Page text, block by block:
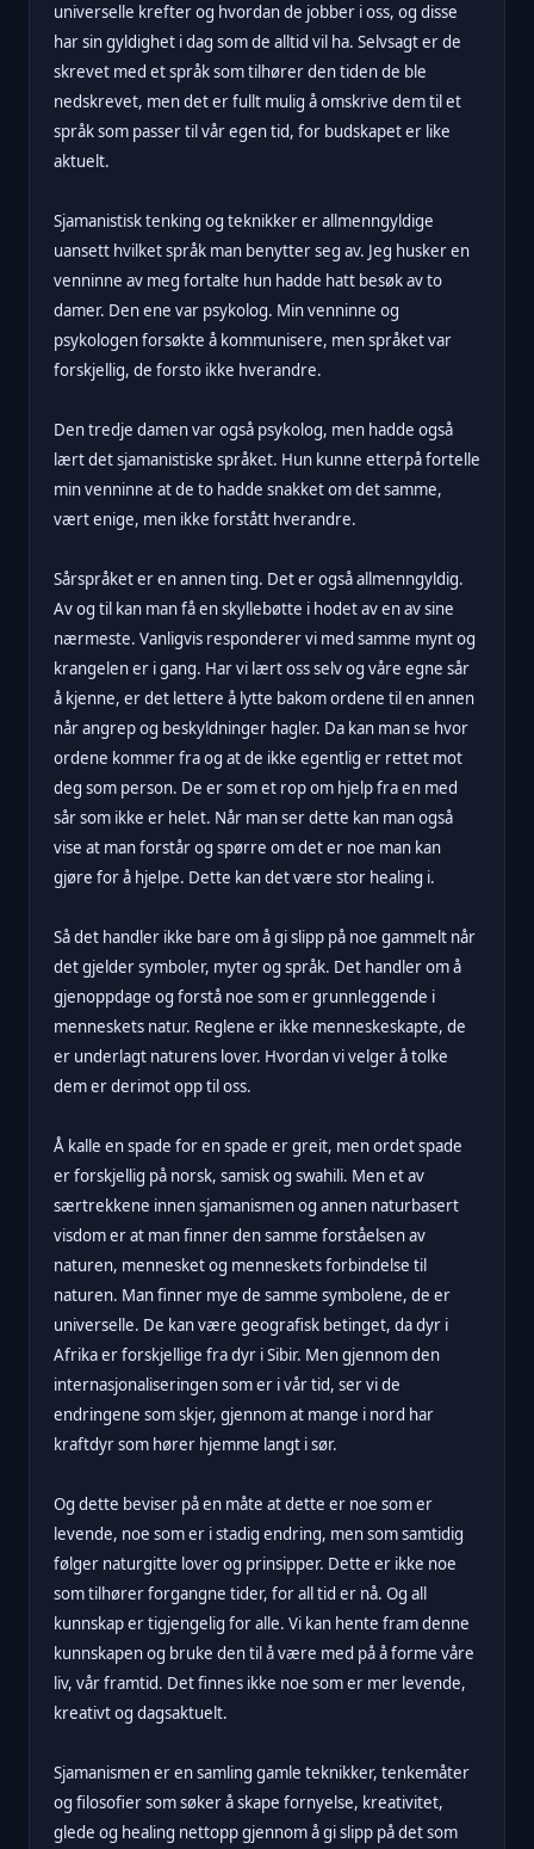
universelle krefter og hvordan de jobber i oss, og disse
har sin gyldighet i dag som de alltid vil ha. Selvsagt er de
skrevet med et språk som tilhører den tiden de ble
nedskrevet, men det er fullt mulig å omskrive dem til et
språk som passer til vår egen tid, for budskapet er like
aktuelt.
Sjamanistisk tenking og teknikker er allmenngyldige
uansett hvilket språk man benytter seg av. Jeg husker en
venninne av meg fortalte hun hadde hatt besøk av to
damer. Den ene var psykolog. Min venninne og
psykologen forsøkte å kommunisere, men språket var
forskjellig, de forsto ikke hverandre.
Den tredje damen var også psykolog, men hadde også
lært det sjamanistiske språket. Hun kunne etterpå fortelle
min venninne at de to hadde snakket om det samme,
vært enige, men ikke forstått hverandre.
Sårspråket er en annen ting. Det er også allmenngyldig.
Av og til kan man få en skyllebøtte i hodet av en av sine
nærmeste. Vanligvis responderer vi med samme mynt og
krangelen er i gang. Har vi lært oss selv og våre egne sår
å kjenne, er det lettere å lytte bakom ordene til en annen
når angrep og beskyldninger hagler. Da kan man se hvor
ordene kommer fra og at de ikke egentlig er rettet mot
deg som person. De er som et rop om hjelp fra en med
sår som ikke er helet. Når man ser dette kan man også
vise at man forstår og spørre om det er noe man kan
gjøre for å hjelpe. Dette kan det være stor healing i.
Så det handler ikke bare om å gi slipp på noe gammelt når
det gjelder symboler, myter og språk. Det handler om å
gjenoppdage og forstå noe som er grunnleggende i
menneskets natur. Reglene er ikke menneskeskapte, de
er underlagt naturens lover. Hvordan vi velger å tolke
dem er derimot opp til oss.
Å kalle en spade for en spade er greit, men ordet spade
er forskjellig på norsk, samisk og swahili. Men et av
særtrekkene innen sjamanismen og annen naturbasert
visdom er at man finner den samme forståelsen av
naturen, mennesket og menneskets forbindelse til
naturen. Man finner mye de samme symbolene, de er
universelle. De kan være geografisk betinget, da dyr i
Afrika er forskjellige fra dyr i Sibir. Men gjennom den
internasjonaliseringen som er i vår tid, ser vi de
endringene som skjer, gjennom at mange i nord har
kraftdyr som hører hjemme langt i sør.
Og dette beviser på en måte at dette er noe som er
levende, noe som er i stadig endring, men som samtidig
følger naturgitte lover og prinsipper. Dette er ikke noe
som tilhører forgangne tider, for all tid er nå. Og all
kunnskap er tigjengelig for alle. Vi kan hente fram denne
kunnskapen og bruke den til å være med på å forme våre
liv, vår framtid. Det finnes ikke noe som er mer levende,
kreativt og dagsaktuelt.
Sjamanismen er en samling gamle teknikker, tenkemåter
og filosofier som søker å skape fornyelse, kreativitet,
glede og healing nettopp gjennom å gi slipp på det som